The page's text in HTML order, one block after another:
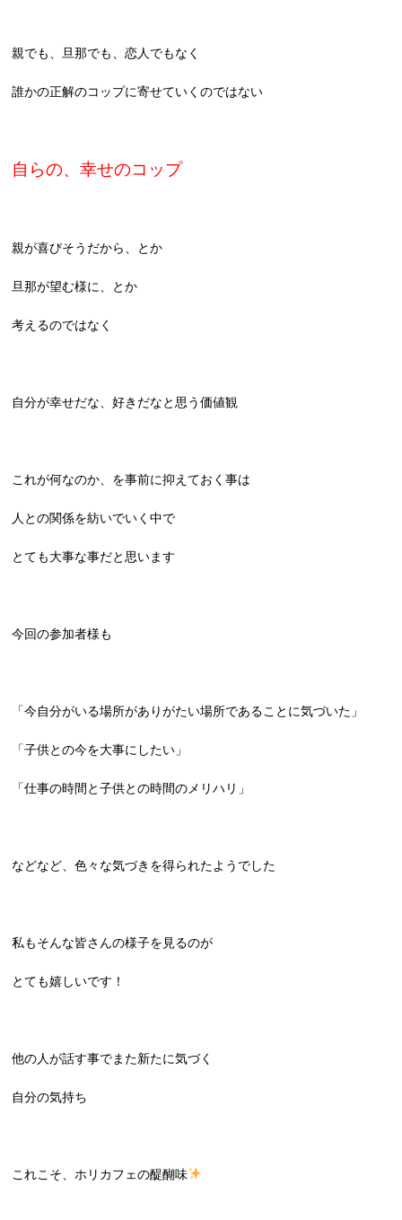
親でも、旦那でも、恋人でもなく
誰かの正解のコップに寄せていくのではない
自らの、幸せのコップ
親が喜びそうだから、とか
旦那が望む様に、とか
考えるのではなく
自分が幸せだな、好きだなと思う価値観
これが何なのか、を事前に抑えておく事は
人との関係を紡いでいく中で
とても大事な事だと思います
今回の参加者様も
「今自分がいる場所がありがたい場所であることに気づいた」
「子供との今を大事にしたい」
「仕事の時間と子供との時間のメリハリ」
などなど、色々な気づきを得られたようでした
私もそんな皆さんの様子を見るのが
とても嬉しいです！
他の人が話す事でまた新たに気づく
自分の気持ち
これこそ、ホリカフェの醍醐味